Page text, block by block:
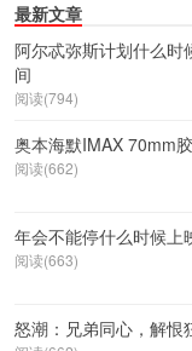
最新文章
阿尔忒弥斯计划什么时
间
阅读(794)
奥本海默IMAX 70mm
阅读(662)
年会不能停什么时候上
阅读(663)
怒潮：兄弟同心，解恨